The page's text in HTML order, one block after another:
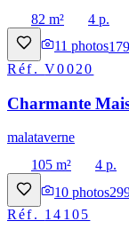
82 m²
4 p.
11 photos
Réf.V0020
Charmante
malataverne
105 m²
4 p.
10 photos
Réf. 14105